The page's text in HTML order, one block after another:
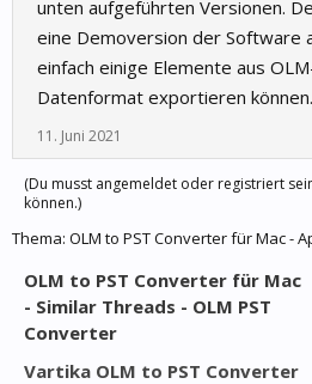
unten aufgeführten Versionen.
eine Demoversion der Software
einfach einige Elemente aus
Datenformat exportieren können.
11. Juni 2021
(Du musst angemeldet oder registriert
können.)
Thema: OLM to PST Converter für Mac -
OLM to PST Converter für Mac
- Similar Threads - OLM PST
Converter
Vartika OLM to PST Converter